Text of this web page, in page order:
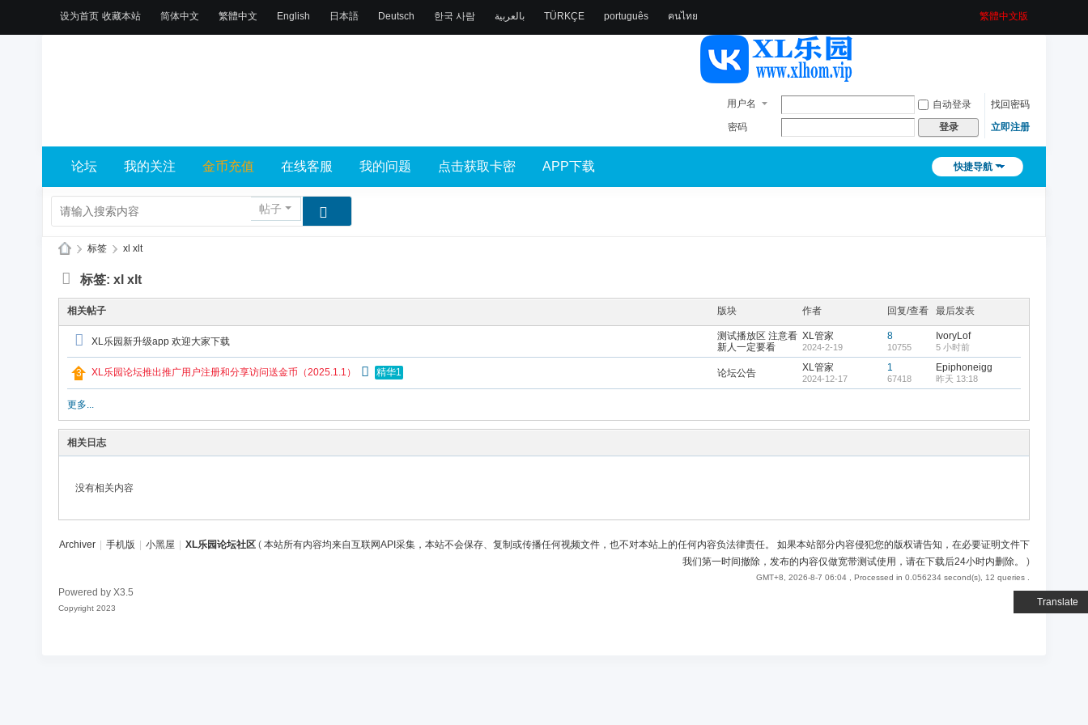
设为首页 收藏本站
Translate
简体中文 繁體中文 English 日本語 Deutsch 한국 사람 بالعربية TÜRKÇE português คนไทย 繁體中文版
用户名 自动登录
找回密码
密码
登录 立即注册
快捷导航
论坛 我的关注 金币充值 在线客服 我的问题 点击获取卡密 APP下载
帖子
X
L
乐
坛
社
区
› 标签 › xl xlt
标签: xl xlt
相关帖子 版块 作者 回复/查看 最后发表
XL乐园新升级app 欢迎大家下载
测试播放区 注意看
新人一定要看
XL管家
2024-2-19
8
10755
IvoryLof
5 小时前
XL乐园论坛推出推广用户注册和分享访问送金币（2025.1.1） 精华1 论坛公告 XL管家
2024-12-17
1
67418
Epiphoneigg
昨天 13:18
更多...
相关日志
没有相关内容
Archiver 手机版 小黑屋 XL乐园论坛社区 ( 本站所有内容均来自互联网API采集，本站不会保存、复制或传播任何视频文件，也不对本站上的任何内容负法律责任。 如果本站部分内容侵犯您的版权请告知，在必要证明文件下
我们第一时间撤除，发布的内容仅做宽带测试使用，请在下载后24小时内删除。
)
GMT+8, 2026-8-7 06:04 , Processed in 0.056234 second(s), 12 queries .
Powered by X3.5
Copyright 2023